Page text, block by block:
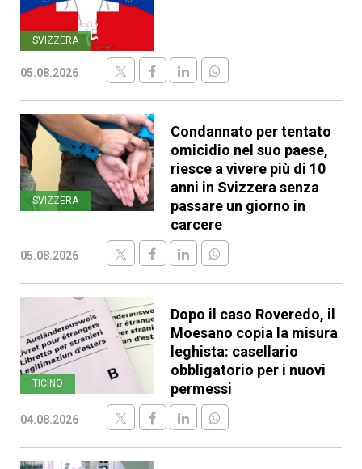
SVIZZERA
05.08.2026
SVIZZERA
Condannato per tentato
omicidio nel suo paese,
riesce a vivere più di 10
anni in Svizzera senza
passare un giorno in
carcere
05.08.2026
TICINO
Dopo il caso Roveredo, il
Moesano copia la misura
leghista: casellario
obbligatorio per i nuovi
permessi
04.08.2026